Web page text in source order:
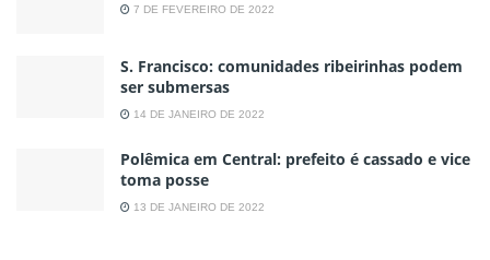
7 DE FEVEREIRO DE 2022
S. Francisco: comunidades ribeirinhas podem
ser submersas
14 DE JANEIRO DE 2022
Polêmica em Central: prefeito é cassado e vice
toma posse
13 DE JANEIRO DE 2022